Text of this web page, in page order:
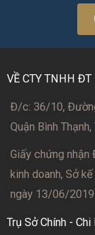
VỀ CTY TNHH
Đ/c: 36/10,
Quận Bình Thạnh,
Giấy chứng nhận
kinh doanh, Sở
ngày 13/06/2019
Trụ Sở Chính - Chi